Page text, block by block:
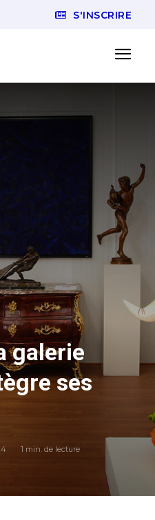
S'INSCRIRE
galerie
ses
1 min. de lecture